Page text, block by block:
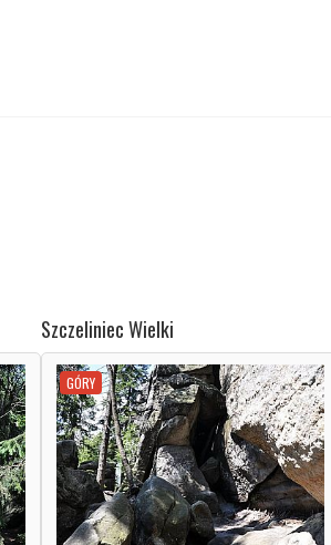
Szczeliniec Wielki
GÓRY